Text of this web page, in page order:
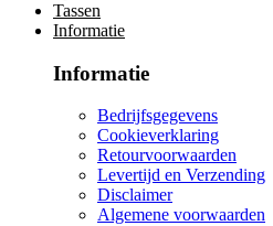
Tassen
Informatie
Informatie
Bedrijfsgegevens
Cookieverklaring
Retourvoorwaarden
Levertijd en Verzending
Disclaimer
Algemene voorwaarden